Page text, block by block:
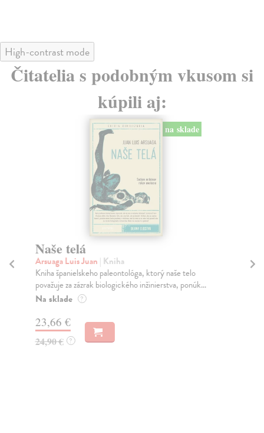
High-contrast mode
Čitatelia s podobným vkusom si
kúpili aj:
na sklade
Naše telá
Arsuaga Luis Juan | Kniha
Kniha španielskeho paleontológa, ktorý naše telo
považuje za zázrak biologického inžinierstva, ponúk...
Na sklade ?
23,66 €
24,90 € ?